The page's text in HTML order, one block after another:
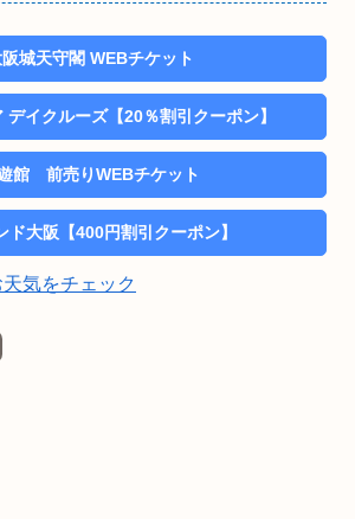
阪城天守閣 WEBチケット
デイクルーズ【20％割引クーポン】
館 前売りWEBチケット
ド大阪【400円割引クーポン】
気をチェック